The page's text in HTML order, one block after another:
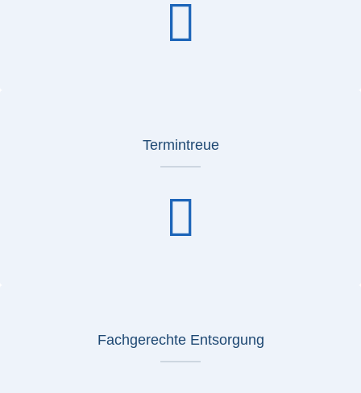
Termintreue
Fachgerechte Entsorgung